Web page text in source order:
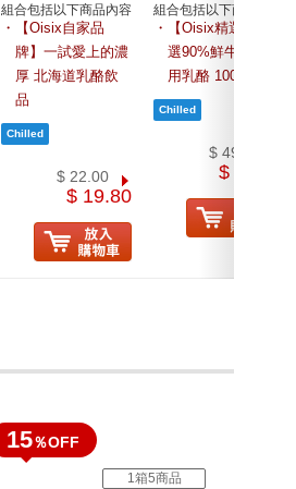
組合包括以下商品內容
【Oisix自家品
牌】一試愛上的濃
厚 北海道乳酪飲
品
$ 22.00
$ 19.80
組合包括以下商品內容
【Oisix精選】嚴
選90%鮮牛乳 飲
用乳酪 1000ml
$ 49.00
$ 44.10
15％OFF
1箱5商品